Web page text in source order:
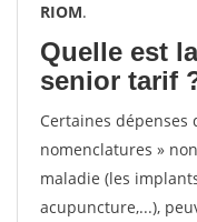
RIOM.
Quelle est
senior tarif
Certaines dépenses
nomenclatures »
maladie (les
acupuncture,...),